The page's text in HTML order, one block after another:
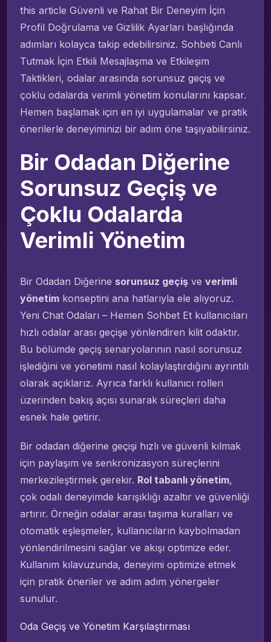
this article Güvenli ve Rahat Bir Deneyim İçin
Profil Doğrulama ve Gizlilik Ayarları başlığında
adımları kolayca takip edebilirsiniz. Sohbeti Canlı
Tutmak İçin Etkili Mesajlaşma ve Etkileşim
Taktikleri, odalar arasında sorunsuz geçiş ve
çoklu odalarda verimli yönetim konularını kapsar.
Hemen başlamak için en iyi uygulamalar ve pratik
önerilerle deneyiminizi bir adım öne taşıyabilirsiniz.
Bir Odadan Diğerine
Sorunsuz Geçiş ve
Çoklu Odalarda
Verimli Yönetim
Bir Odadan Diğerine sorunsuz geçiş ve verimli
yönetim konseptini ana hatlarıyla ele alıyoruz.
Yeni Chat Odaları – Hemen Sohbet Et kullanıcıları
hızlı odalar arası geçişe yönlendiren kilit odaktır.
Bu bölümde geçiş senaryolarının nasıl sorunsuz
işlediğini ve yönetimi nasıl kolaylaştırdığını ayrıntılı
olarak açıklarız. Ayrıca farklı kullanıcı rolleri
üzerinden bakış açısı sunarak süreçleri daha
esnek hale getirir.
Bir odadan diğerine geçişi hızlı ve güvenli kılmak
için paylaşım ve senkronizasyon süreçlerini
merkezileştirmek gerekir. Rol tabanlı yönetim,
çok odalı deneyimde karışıklığı azaltır ve güvenliği
artırır. Örneğin odalar arası taşıma kuralları ve
otomatik eşleşmeler, kullanıcıların kaybolmadan
yönlendirilmesini sağlar ve akışı optimize eder.
Kullanım kılavuzunda, deneyimi optimize etmek
için pratik öneriler ve adım adım yönergeler
sunulur.
Oda Geçiş ve Yönetim Karşılaştırması